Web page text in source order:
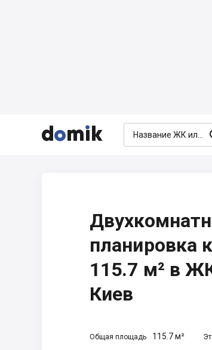



планировка
115.7 м² в
Киев
Общая площадь 115.7 м²